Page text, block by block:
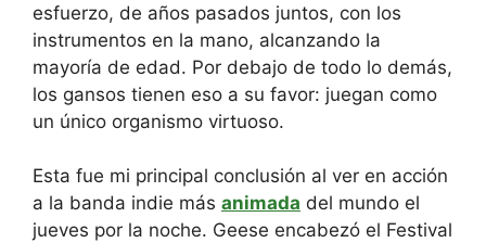
esfuerzo, de años pasados ​​juntos, con los
instrumentos en la mano, alcanzando la
mayoría de edad. Por debajo de todo lo demás,
los gansos tienen eso a su favor: juegan como
un único organismo virtuoso.
Esta fue mi principal conclusión al ver en acción
a la banda indie más animada del mundo el
jueves por la noche. Geese encabezó el Festival